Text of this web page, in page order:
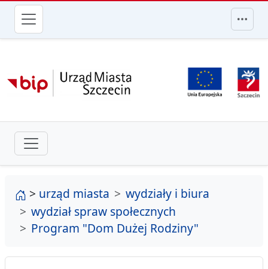
przejdź do głównego menu
strona główna
> urząd miasta
wydziały i biura
wydział spraw społecznych
Program "Dom Dużej Rodziny"